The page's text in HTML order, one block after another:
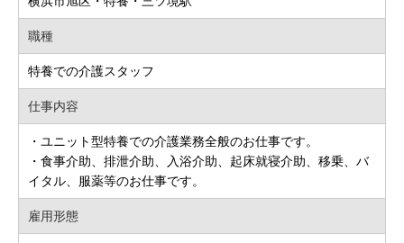
職種
特養での介護スタッフ
仕事内容
・ユニット型特養での介護業務全般のお仕事です。
・食事介助、排泄介助、入浴介助、起床就寝介助、移乗、バ
イタル、服薬等のお仕事です。
雇用形態